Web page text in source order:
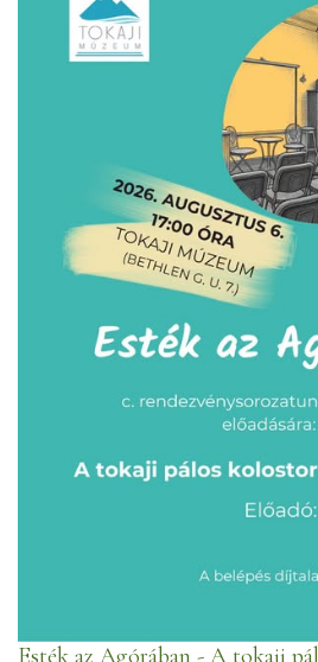
Esték az Agórában - A tokaji